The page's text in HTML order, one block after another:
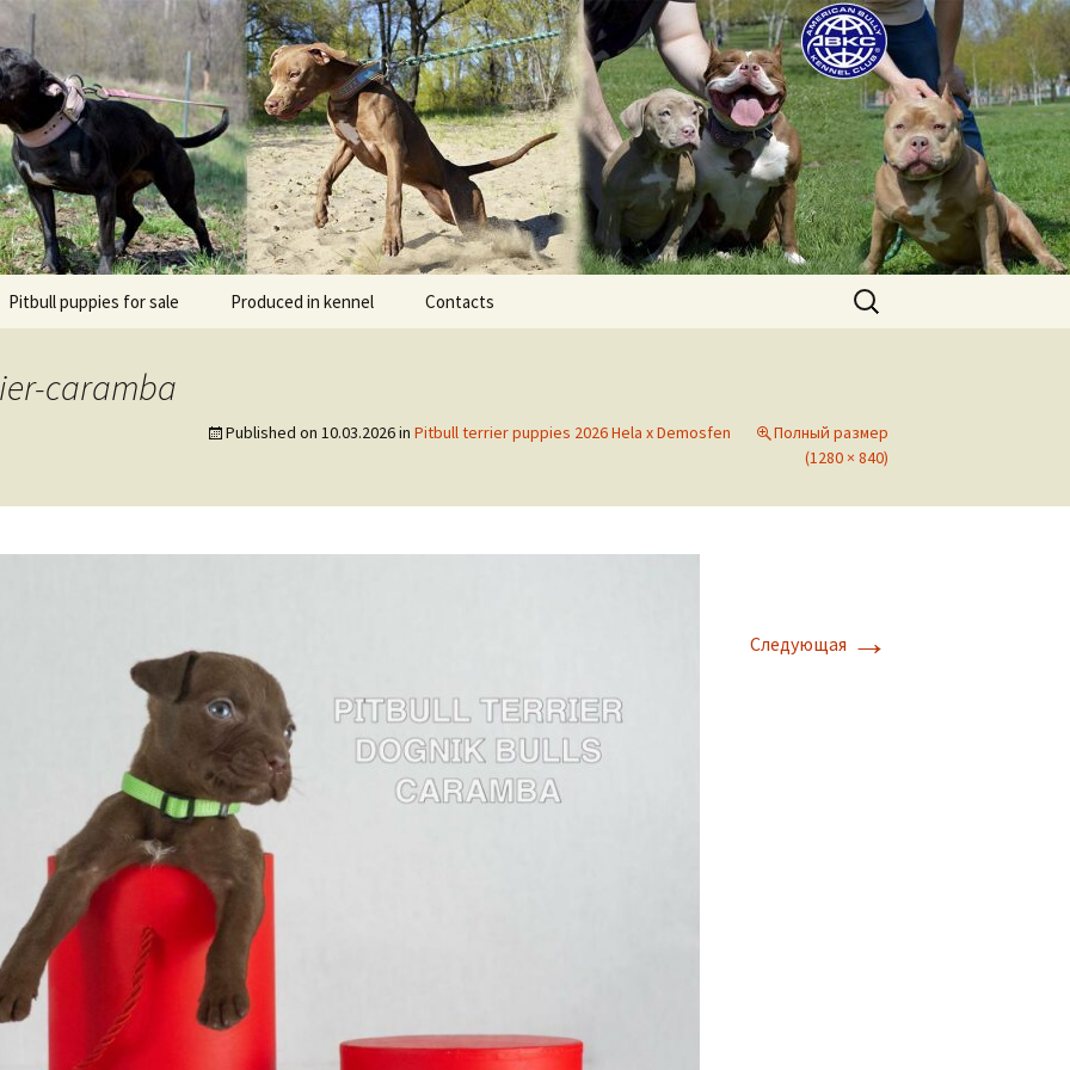
BULLS Europe. ADBA registered. APBT puppies for sale. Worldwide shipping
Pitbull puppies for sale Produced in kennel Contacts
Найти:
caramba
Published on 10.03.2026in Pitbull terrier puppies 2026 Hela x Demosfen
Полный размер
(1280 × 840)
Следующая →